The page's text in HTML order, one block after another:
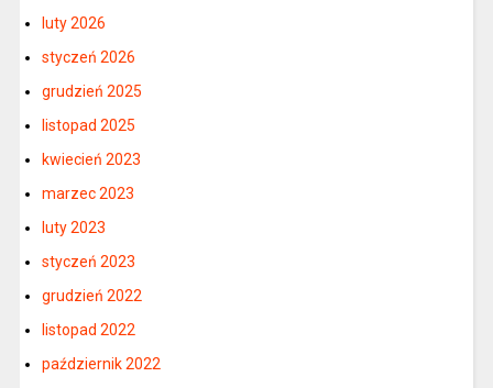
luty 2026
styczeń 2026
grudzień 2025
listopad 2025
kwiecień 2023
marzec 2023
luty 2023
styczeń 2023
grudzień 2022
listopad 2022
październik 2022